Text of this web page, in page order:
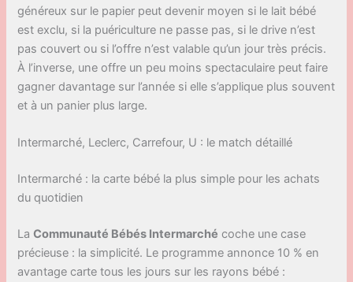
généreux sur le papier peut devenir moyen si le lait bébé
est exclu, si la puériculture ne passe pas, si le drive n’est
pas couvert ou si l’offre n’est valable qu’un jour très précis.
À l’inverse, une offre un peu moins spectaculaire peut faire
gagner davantage sur l’année si elle s’applique plus souvent
et à un panier plus large.
Intermarché, Leclerc, Carrefour, U : le match détaillé
Intermarché : la carte bébé la plus simple pour les achats
du quotidien
LaCommunauté Bébés Intermarché coche une case
précieuse : la simplicité. Le programme annonce 10 % en
avantage carte tous les jours sur les rayons bébé :